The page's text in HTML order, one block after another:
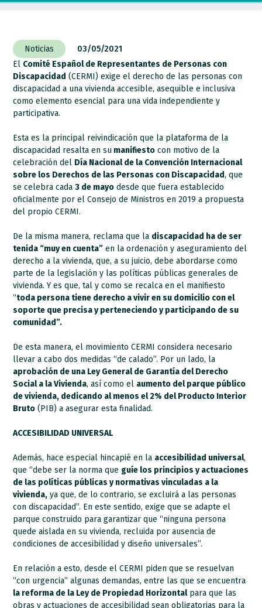
Noticias
03/05/2021
El Comité Español de Representantes de Personas con
Discapacidad (CERMI) exige el derecho de las personas con
discapacidad a una vivienda accesible, asequible e inclusiva
como elemento esencial para una vida independiente y
participativa.
Esta es la principal reivindicación que la plataforma de la
discapacidad resalta en su manifiesto con motivo de la
celebración del Día Nacional de la Convención Internacional
sobre los Derechos de las Personas con Discapacidad, que
se celebra cada3 de mayo desde que fuera establecido
oficialmente por el Consejo de Ministros en 2019 a propuesta
del propio CERMI.
De la misma manera, reclama que la discapacidad ha de ser
tenida “muy en cuenta” en la ordenación y aseguramiento del
derecho a la vivienda, que, a su juicio, debe abordarse como
parte de la legislación y las políticas públicas generales de
vivienda. Y es que, tal y como se recalca en el manifiesto
“toda persona tiene derecho a vivir en su domicilio con el
soporte que precisa y perteneciendo y participando de su
comunidad”.
De esta manera, el movimiento CERMI considera necesario
llevar a cabo dos medidas “de calado”. Por un lado, la
aprobación de una Ley General de Garantía del Derecho
Social a la Vivienda, así como el aumento del parque público
de vivienda, dedicando al menos el 2% del Producto Interior
Bruto (PIB) a asegurar esta finalidad.
ACCESIBILIDAD UNIVERSAL
Además, hace especial hincapié en la accesibilidad universal,
que “debe ser la norma que guíe los principios y actuaciones
de las políticas públicas y normativas vinculadas a la
vivienda, ya que, de lo contrario, se excluirá a las personas
con discapacidad”. En este sentido, exige que se adapte el
parque construido para garantizar que “ninguna persona
quede aislada en su vivienda, recluida por ausencia de
condiciones de accesibilidad y diseño universales”.
En relación a esto, desde el CERMI piden que se resuelvan
“con urgencia” algunas demandas, entre las que se encuentra
la reforma de la Ley de Propiedad Horizontalpara que las
obras y actuaciones de accesibilidad sean obligatorias para la